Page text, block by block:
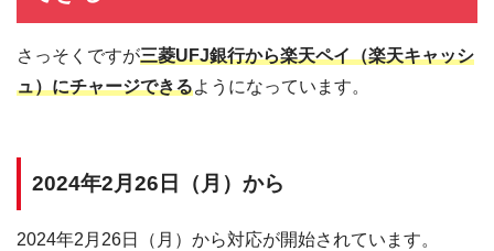
さっそくですが三菱UFJ銀行から楽天ペイ（楽天キャッシ
ュ）にチャージできるようになっています。
2024年2月26日（月）から
2024年2月26日（月）から対応が開始されています。